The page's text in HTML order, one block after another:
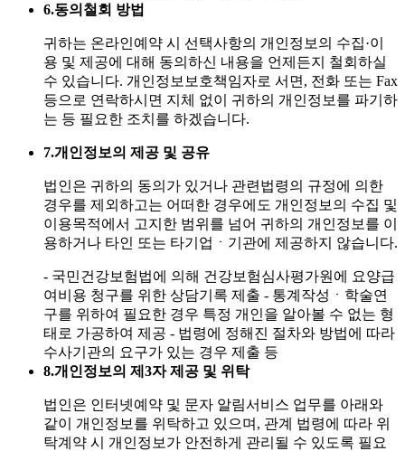
6.동의철회 방법
귀하는 온라인예약 시 선택사항의 개인정보의 수집·이
용 및 제공에 대해 동의하신 내용을 언제든지 철회하실
수 있습니다. 개인정보보호책임자로 서면, 전화 또는 Fax
등으로 연락하시면 지체 없이 귀하의 개인정보를 파기하
는 등 필요한 조치를 하겠습니다.
7.개인정보의 제공 및 공유
법인은 귀하의 동의가 있거나 관련법령의 규정에 의한
경우를 제외하고는 어떠한 경우에도 개인정보의 수집 및
이용목적에서 고지한 범위를 넘어 귀하의 개인정보를 이
용하거나 타인 또는 타기업ㆍ기관에 제공하지 않습니다.
- 국민건강보험법에 의해 건강보험심사평가원에 요양급
여비용 청구를 위한 상담기록 제출 - 통계작성ㆍ학술연
구를 위하여 필요한 경우 특정 개인을 알아볼 수 없는 형
태로 가공하여 제공 - 법령에 정해진 절차와 방법에 따라
수사기관의 요구가 있는 경우 제출 등
8.개인정보의 제3자 제공 및 위탁
법인은 인터넷예약 및 문자 알림서비스 업무를 아래와
같이 개인정보를 위탁하고 있으며, 관계 법령에 따라 위
탁계약 시 개인정보가 안전하게 관리될 수 있도록 필요